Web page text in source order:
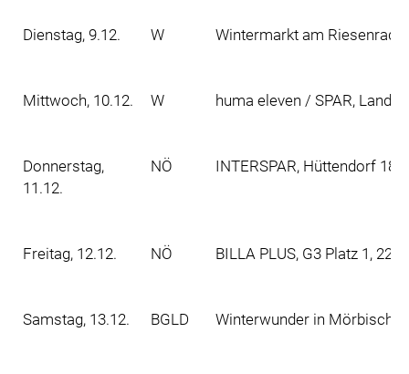
Dienstag, 9.12. W Wintermarkt am
Mittwoch, 10.12. W huma eleven / SPAR,
Donnerstag,
11.12.
NÖ INTERSPAR, Hüttendorf
Freitag, 12.12. NÖ BILLA PLUS, G3 Platz 1,
Samstag, 13.12. BGLD Winterwunder in Mörbisch